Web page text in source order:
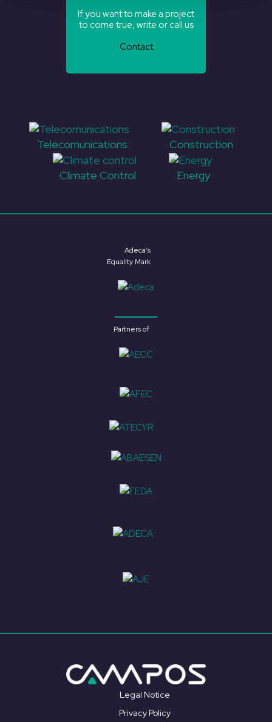
If you want to make a project
to come true, write or call us
Contact
Telecomunications Construction
Climate Control Energy
Adeca’s
Equality Mark
Partners of
Legal Notice
Privacy Policy